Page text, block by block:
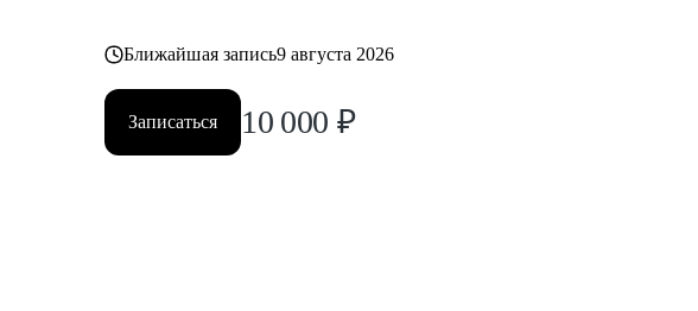
Ближайшая запись9 августа 2026
Записаться 10 000 ₽